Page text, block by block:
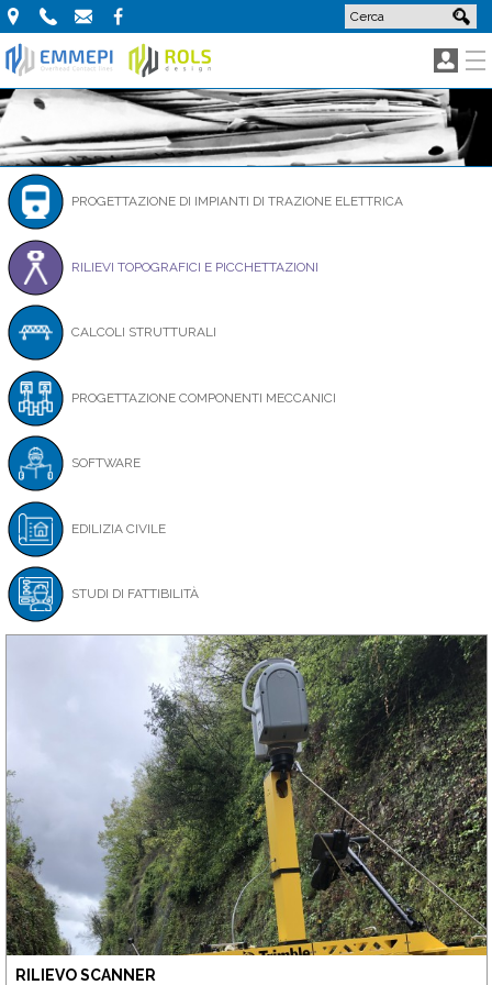
Via
Valeriana,
40
-
23010
Buglio
Monte
(SO)
-
Italia
+39
0342
622027
e-
mail
PROGETTAZIONE DI IMPIANTI DI TRAZIONE ELETTRICA
RILIEVI TOPOGRAFICI E PICCHETTAZIONI
CALCOLI STRUTTURALI
PROGETTAZIONE COMPONENTI MECCANICI
SOFTWARE
EDILIZIA CIVILE
STUDI DI FATTIBILITÀ
RILIEVO SCANNER